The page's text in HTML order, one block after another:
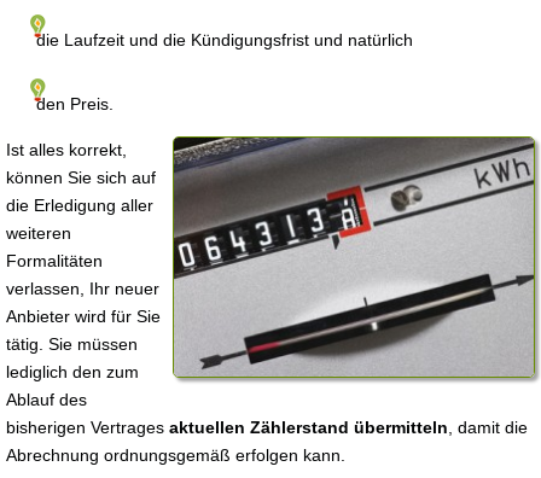
die Laufzeit und die Kündigungsfrist und natürlich
den Preis.
Ist alles korrekt,
können Sie sich auf
die Erledigung aller
weiteren
Formalitäten
verlassen, Ihr neuer
Anbieter wird für Sie
tätig. Sie müssen
lediglich den zum
Ablauf des
bisherigen Vertrages aktuellen Zählerstand übermitteln , damit die
Abrechnung ordnungsgemäß erfolgen kann.